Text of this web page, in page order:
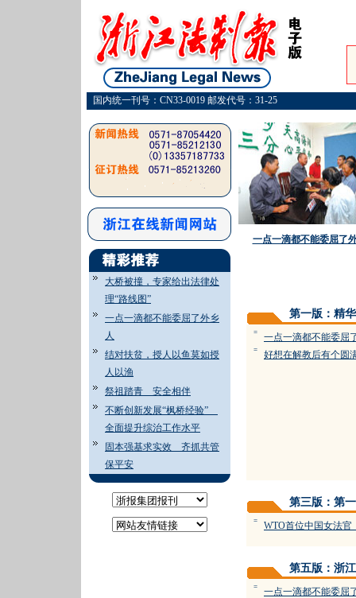
国内统一刊号：CN33-0019 邮发代号：31-25
大桥被撞，专家给出法律处
理“路线图”
一点一滴都不能委屈了外乡
人
结对扶贫，授人以鱼莫如授
人以渔
祭祖踏青 安全相伴
不断创新发展“枫桥经验”
全面提升综治工作水平
固本强基求实效 齐抓共管
保平安
一点一滴都不能委屈了
第一版：精
= 一点一滴都不能委屈
= 好想在解教后有个圆
第三版：第
= WTO首位中国女法官
第五版：浙
= 一点一滴都不能委屈